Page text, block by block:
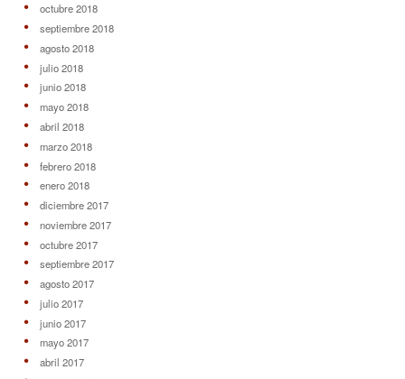
octubre 2018
septiembre 2018
agosto 2018
julio 2018
junio 2018
mayo 2018
abril 2018
marzo 2018
febrero 2018
enero 2018
diciembre 2017
noviembre 2017
octubre 2017
septiembre 2017
agosto 2017
julio 2017
junio 2017
mayo 2017
abril 2017